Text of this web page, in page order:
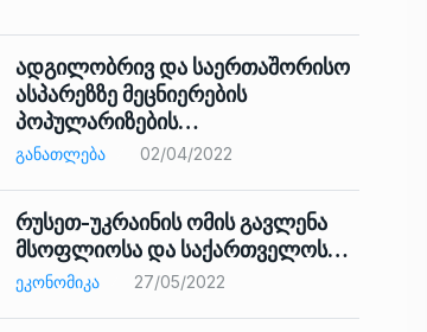
ადგილობრივ და საერთაშორისო
ასპარეზზე მეცნიერების
პოპულარიზების…
ᲒᲐᲜᲐᲗᲚᲔᲑᲐ 02/04/2022
რუსეთ-უკრაინის ომის გავლენა
მსოფლიოსა და საქართველოს…
ᲔᲙᲝᲜᲝᲛᲘᲙᲐ 27/05/2022